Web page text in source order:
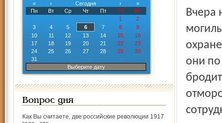
«
‹ Сегодня ›
»
Пн
Вт Ср Чт Пт Сб
Вс
1
2
3
4 5 6 7 8
9
10
11 12 13 14 15
16
17
18 19 20 21 22
23
24
25 26 27 28 29
30
31
Выберите дату
Вопрос дня
Как Вы считаете, две российские революции 1917
Вчера
они по